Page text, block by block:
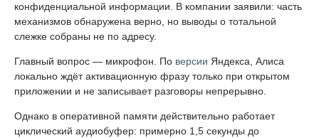
конфиденциальной информации. В компании заявили: часть
механизмов обнаружена верно, но выводы о тотальной
слежке собраны не по адресу.
Главный вопрос — микрофон. По версии Яндекса, Алиса
локально ждёт активационную фразу только при открытом
приложении и не записывает разговоры непрерывно.
Однако в оперативной памяти действительно работает
циклический аудиобуфер: примерно 1,5 секунды до